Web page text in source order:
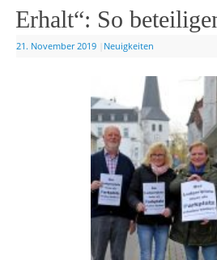
Erhalt“: So
21. November 2019 Neuigkeiten